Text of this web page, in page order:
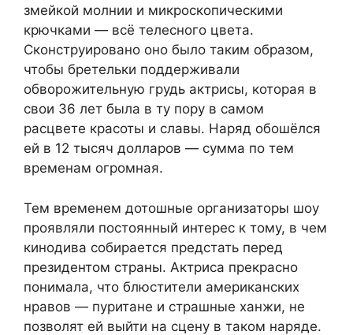
змейкой молнии и микроскопическими
крючками — всё телесного цвета.
Сконструировано оно было таким образом,
чтобы бретельки поддерживали
обворожительную грудь актрисы, которая в
свои 36 лет была в ту пору в самом
расцвете красоты и славы. Наряд обошёлся
ей в 12 тысяч долларов — сумма по тем
временам огромная.
Тем временем дотошные организаторы шоу
проявляли постоянный интерес к тому, в чем
кинодива собирается предстать перед
президентом страны. Актриса прекрасно
понимала, что блюстители американских
нравов — пуритане и страшные ханжи, не
позволят ей выйти на сцену в таком наряде.